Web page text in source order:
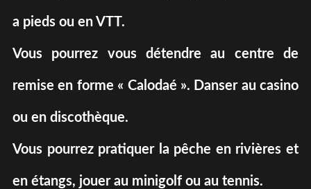
a pieds ou en VTT.
Vous pourrez vous détendre au centre de
remise en forme « Calodaé ». Danser au casino
ou en discothèque.
Vous pourrez pratiquer la pêche en rivières et
en étangs, jouer au minigolf ou au tennis.